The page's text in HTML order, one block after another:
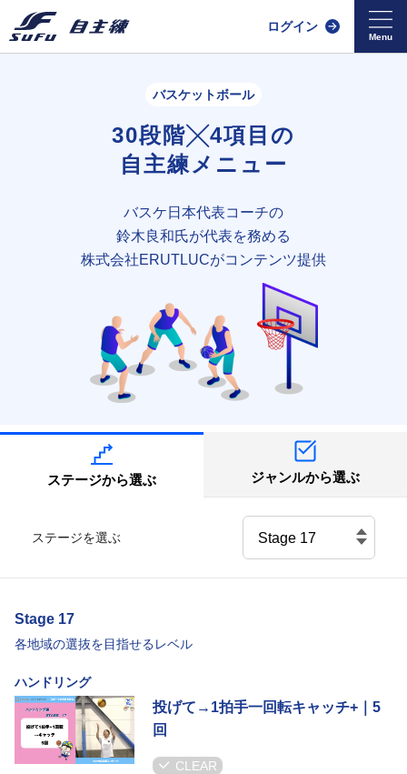
ログイン
バスケットボール
30段階╳4項目の
自主練メニュー
バスケ日本代表コーチの
鈴木良和氏が代表を務める
株式会社ERUTLUCがコンテンツ提供
ステージから選ぶ ジャンルから選ぶ
ステージを選ぶ
Stage 17
各地域の選抜を目指せるレベル
ハンドリング
投げて→1拍手一回転キャッチ+｜5
回
CLEAR